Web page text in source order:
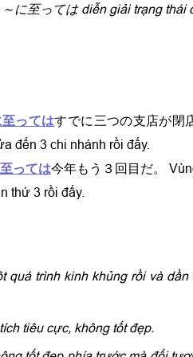
に至っては diễn giải trạng thái
ってはすでに三つの支店が閉
đến 3 chi nhánh rồi đấy.
っては今年もう３回目だ。
thứ 3 rồi đấy.
trình kinh khủng rồi và
tiêu cực, không tốt đẹp.